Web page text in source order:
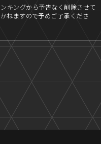
キングから予告なく削除させて
ねますので予めご了承くださ